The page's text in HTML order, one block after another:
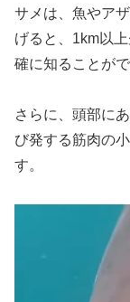
サメは、魚やア
げると、1km以
確に知ることがで
さらに、頭部に
び発する筋肉の
す。